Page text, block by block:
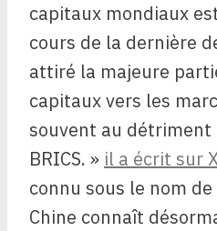
capitaux mondiaux
cours de la dernière
attiré la majeure
capitaux vers les
souvent au détriment
BRICS. » il a écrit sur
connu sous le nom
Chine connaît